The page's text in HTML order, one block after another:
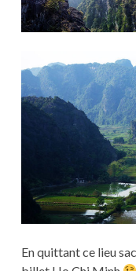
En quittant ce lieu